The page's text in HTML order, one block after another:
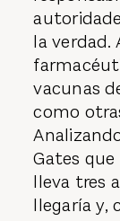
la verdad.
vacunas
como
Gates
lleva tres
llegaría y,